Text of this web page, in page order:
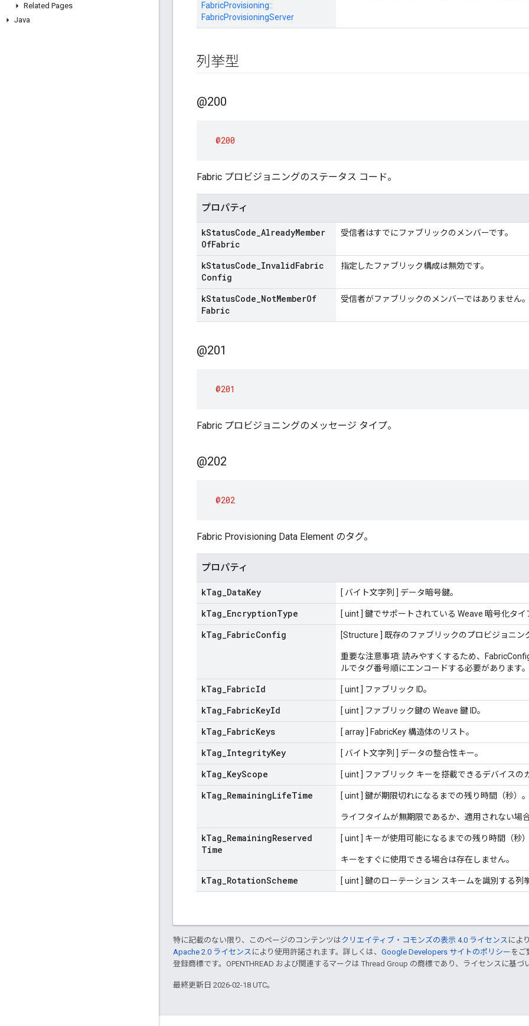
Related Pages
Java
FabricProvisioning::
FabricProvisioningServer
列挙型
@200
@200
Fabric プロビジョニングのステータス コード。
プロパティ
kStatusCode AlreadyMember
OfFabric
受信者はすでにファブリックのメンバーです。
kStatusCode InvalidFabric
Config
指定したファブリック構成は無効です。
kStatusCode NotMemberOf
Fabric
受信者がファブリックのメンバーではありません
@201
@201
Fabric プロビジョニングのメッセージ タイプ。
@202
@202
Fabric Provisioning Data Element のタグ。
プロパティ
kTag DataKey [ バイト文字列 ] データ暗号鍵。
kTag EncryptionType [ uint ] 鍵でサポートされている Weave 暗号化タイ
kTag FabricConfig [Structure ] 既存のファブリックのプロビジョニン
重要な注意事項: 読みやすくするため、
ルでタグ番号順にエンコードする必要があります
kTag FabricId [ uint ] ファブリック ID。
kTag FabricKeyId [ uint ] ファブリック鍵の Weave 鍵 ID。
kTag FabricKeys [ array ] FabricKey 構造体のリスト。
kTag IntegrityKey [ バイト文字列 ] データの整合性キー。
kTag KeyScope [ uint ] ファブリック キーを搭載できるデバイスの
kTag RemainingLifeTime [ uint ] 鍵が期限切れになるまでの残り時間（秒）
ライフタイムが無期限であるか、適用されない場
kTag RemainingReserved
Time
[ uint ] キーが使用可能になるまでの残り時間（秒
キーをすぐに使用できる場合は存在しません。
kTag RotationScheme [ uint ] 鍵のローテーション スキームを識別する列
特に記載のない限り、このページのコンテンツはクリエイティブ・コモンズの表示 4.0 ライセンス によ
Apache 2.0 ライセンス により使用許諾されます。詳しくは、 Google Developers サイトのポリシー をご
登録商標です。OPENTHREAD および関連するマークは Thread Group の商標であり、ライセンスに基づ
最終更新日 2026-02-18 UTC。